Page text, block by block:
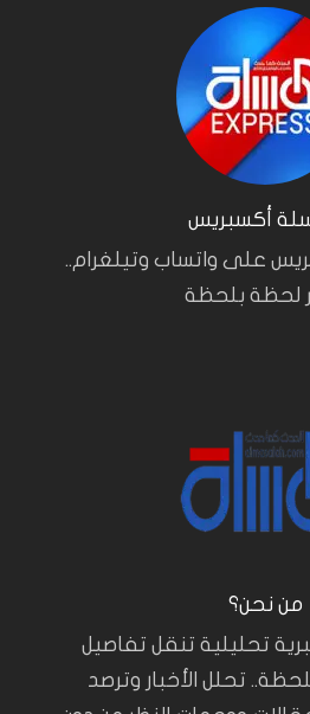
أكسبريس
على واتساب وتيلغرام..
لحظة بلحظة
من نحن؟
تحليلية تنقل تفاصيل
تحلل الأخبار وترصد